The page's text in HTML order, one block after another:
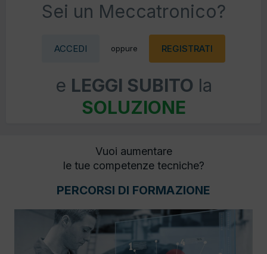
Sei un Meccatronico?
ACCEDI oppure REGISTRATI
e LEGGI SUBITO la
SOLUZIONE
Vuoi aumentare
le tue competenze tecniche?
PERCORSI DI FORMAZIONE